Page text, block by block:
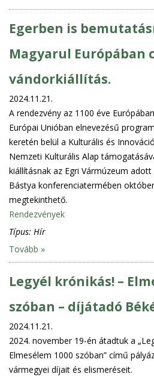
Egerben is
Magyarul Európában
vándorkiállítás.
2024.11.21.
A rendezvény az 1100 éve
Európai Unióban elnevezésű
keretén belül a Kulturális és
Nemzeti Kulturális Alap
kiállításnak az Egri Vármúzeum
Bástya konferenciatermében
megtekinthető.
Rendezvények
Típus: Hír
Tovább »
Legyél krónikás! –
szóban – díjátadó
2024.11.21.
2024. november 19-én átadtuk a
Elmesélem 1000 szóban” című
vármegyei díjait és elismeréseit.